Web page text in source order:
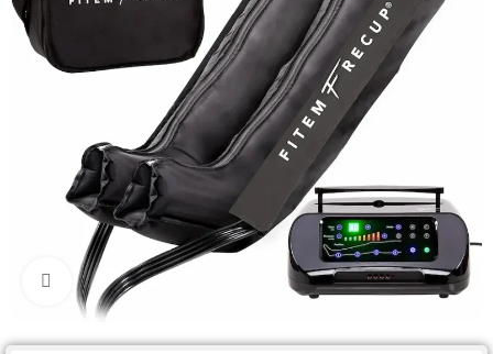
Click to enlarge